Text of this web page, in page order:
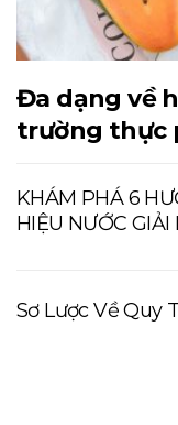
Đa dạng về
trường thực
KHÁM PHÁ 6
HIỆU NƯỚC GIẢI
Sơ Lược Về Quy